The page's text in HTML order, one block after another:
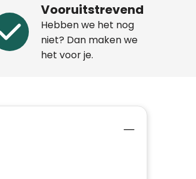
Vooruitstrevend
Hebben we het nog
niet? Dan maken we
het voor je.